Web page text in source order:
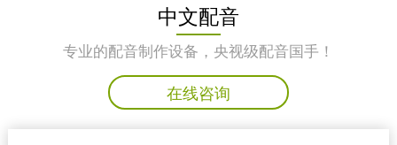
中文配音
专业的配音制作设备，央视级配音国手！
在线咨询